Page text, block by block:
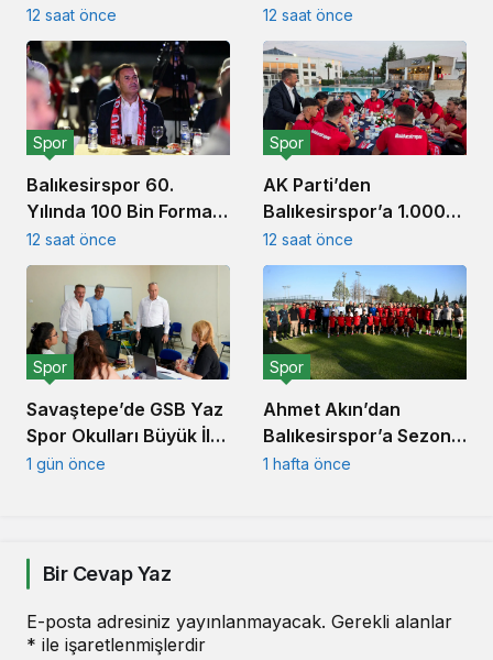
Haftasında
İstanbulspor’u
Ağırlamaya
Hazırlanıyor
12 saat önce
Forma Kampanyası
Açıklaması
12 saat önce
Balıkesirspor 60.
Yılında 100 Bin Forma
Kampanyası Başlattı
Spor
12 saat önce
AK Parti’den
Balıkesirspor’a 1.000
Forma Desteği
Spor
12 saat önce
Savaştepe’de GSB Yaz
Spor Okulları Büyük İlgi
Gördü
Spor
1 gün önce
Ahmet Akın’dan
Balıkesirspor’a Sezon
Öncesi Moral Ziyareti
Spor
1 hafta önce
Bir Cevap Yaz
E-posta adresiniz yayınlanmayacak. Gerekli alanlar
* ile işaretlenmişlerdir